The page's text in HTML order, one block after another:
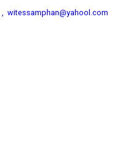
, witessamphan@yahool.com